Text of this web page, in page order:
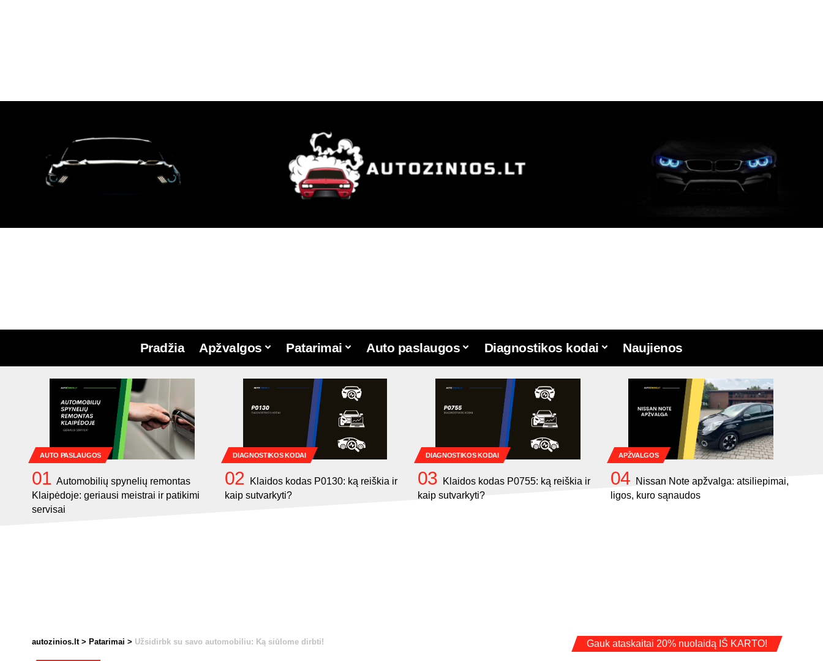
Pradžia Apžvalgos Patarimai Auto paslaugos Diagnostikos kodai Naujienos
AUTO PASLAUGOS
Automobilių spynelių remontas
Klaipėdoje: geriausi meistrai ir patikimi
servisai
DIAGNOSTIKOS KODAI
Klaidos kodas P0130: ką reiškia ir
kaip sutvarkyti?
DIAGNOSTIKOS KODAI
Klaidos kodas P0755: ką reiškia ir
kaip sutvarkyti?
APŽVALGOS
Nissan Note apžvalga: atsiliepimai,
ligos, kuro sąnaudos
autozinios.lt> Patarimai > Užsidirbk su savo automobiliu: Ką siūlome dirbti! Gauk ataskaitai 20% nuolaidą IŠ KARTO!